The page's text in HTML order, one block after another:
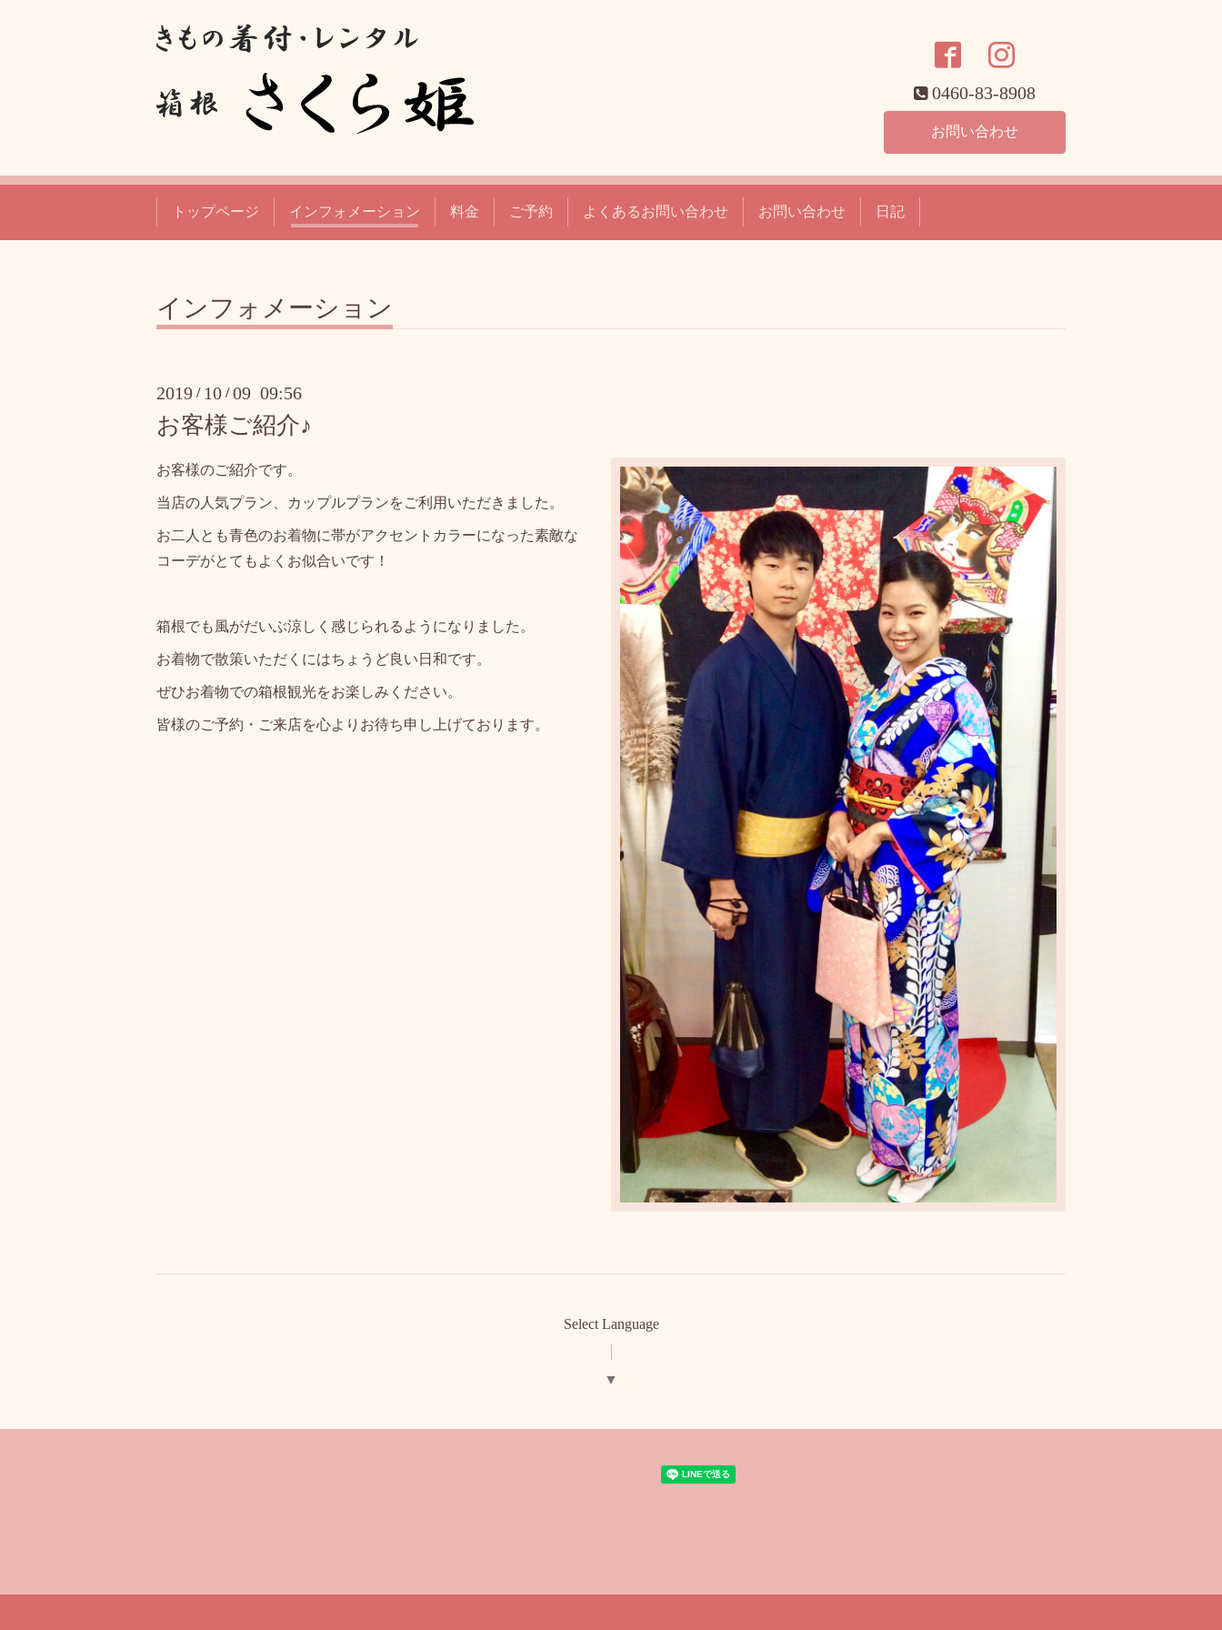
0460-83-8908
お問い合わせ
トップページ インフォメーション 料金 ご予約 よくあるお問い合わせ お問い合わせ 日記
インフォメーション
2019 / 10 /09 09:56
お客様ご紹介♪
お客様のご紹介です。
当店の人気プラン、カップルプランをご利用いただきました。
お二人とも青色のお着物に帯がアクセントカラーになった素敵な
コーデがとてもよくお似合いです！
箱根でも風がだいぶ涼しく感じられるようになりました。
お着物で散策いただくにはちょうど良い日和です。
ぜひお着物での箱根観光をお楽しみください。
皆様のご予約・ご来店を心よりお待ち申し上げております。
Select Language
▼